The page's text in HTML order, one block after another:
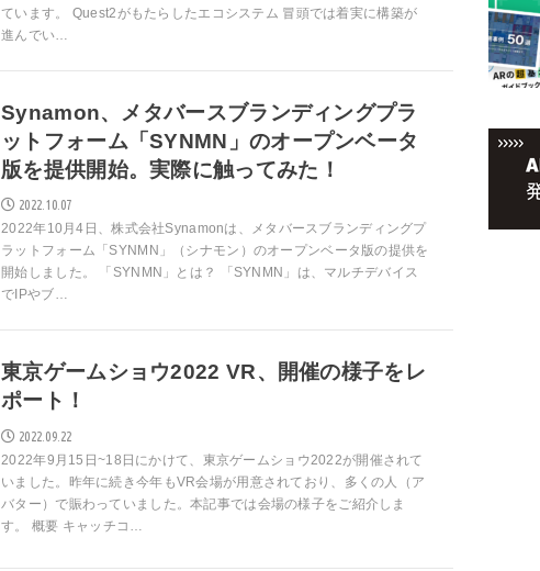
ています。 Quest2がもたらしたエコシステム 冒頭では着実に構築が
進んでい…
Synamon、メタバースブランディングプラ
ットフォーム「SYNMN」のオープンベータ
版を提供開始。実際に触ってみた！
2022.10.07
2022年10月4日、株式会社Synamonは、メタバースブランディングプ
ラットフォーム「SYNMN」（シナモン）のオープンベータ版の提供を
開始しました。 「SYNMN」とは？ 「SYNMN」は、マルチデバイス
でIPやブ…
東京ゲームショウ2022 VR、開催の様子をレ
ポート！
2022.09.22
2022年9月15日~18日にかけて、東京ゲームショウ2022が開催されて
いました。昨年に続き今年もVR会場が用意されており、多くの人（ア
バター）で賑わっていました。本記事では会場の様子をご紹介しま
す。 概要 キャッチコ…